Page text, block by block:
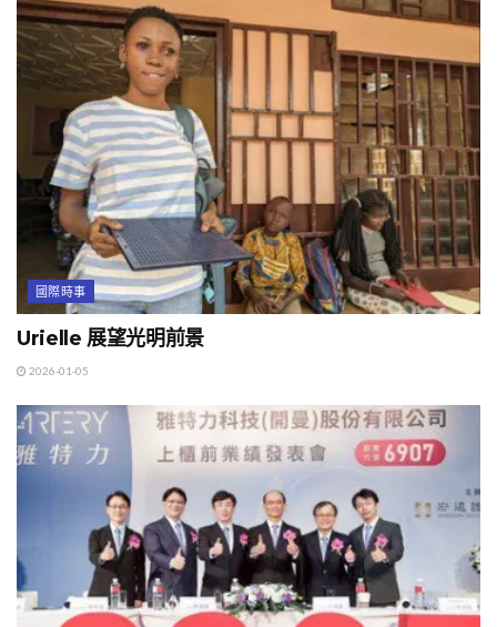
國際時事
Urielle 展望光明前景
2026-01-05